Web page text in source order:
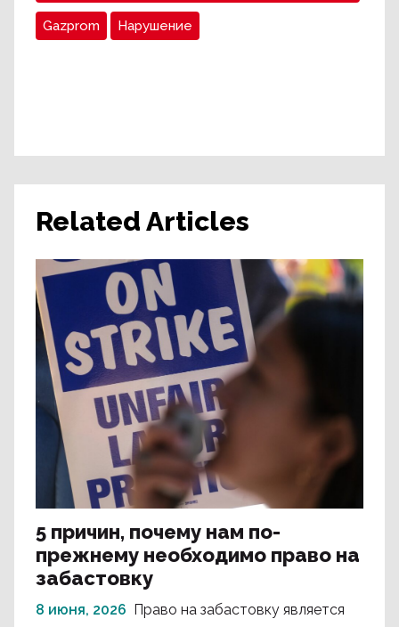
Gazprom Нарушение
Related Articles
5 причин, почему нам по-
прежнему необходимо право на
забастовку
8 июня, 2026
Право на забастовку является